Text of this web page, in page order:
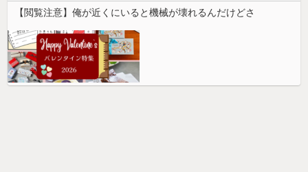
【閲覧注意】俺が近くにいると機械が壊れるんだけどさ